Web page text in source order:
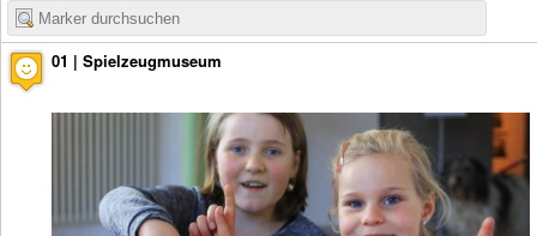
01 | Spielzeugmuseum